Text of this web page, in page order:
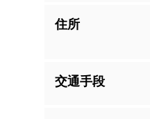
住所
交通手段